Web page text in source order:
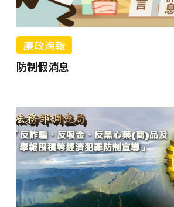
廉政海報
防制假消息